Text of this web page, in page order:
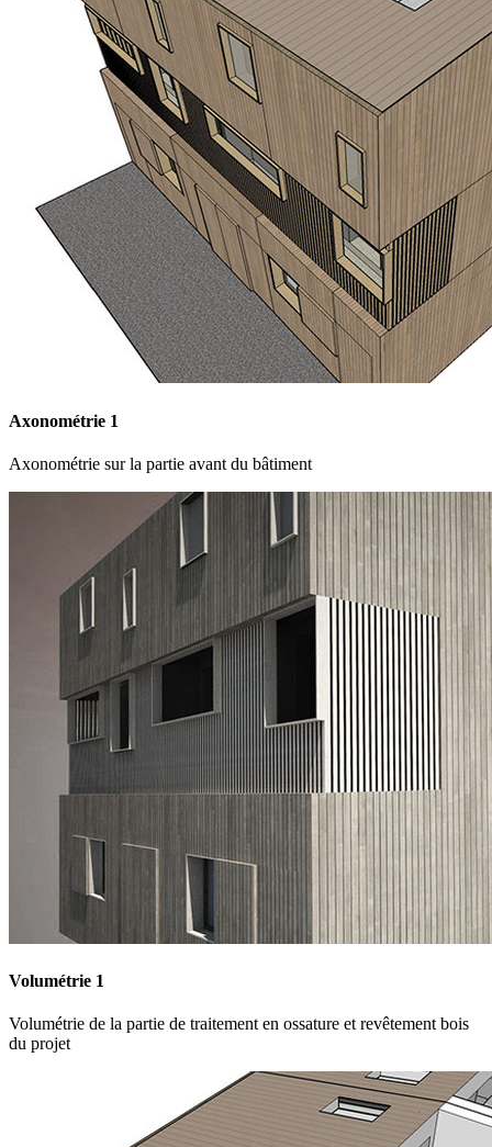
Axonométrie 1
Axonométrie sur la partie avant du bâtiment
Volumétrie 1
Volumétrie de la partie de traitement en ossature et revêtement bois
du projet